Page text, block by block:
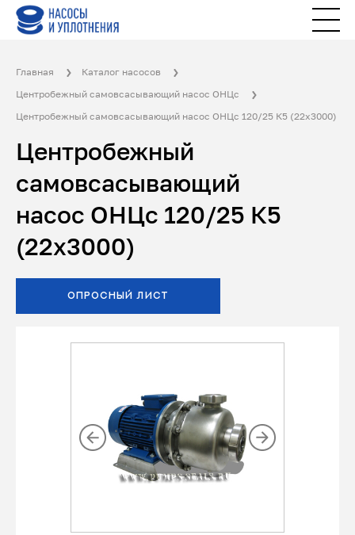
Главная
Каталог насосов
Центробежный самовсасывающий насос ОНЦс
Центробежный самовсасывающий насос ОНЦс 120/25 К5 (22х3000)
Центробежный
самовсасывающий
насос ОНЦс 120/25 К5
(22х3000)
ОПРОСНЫЙ ЛИСТ